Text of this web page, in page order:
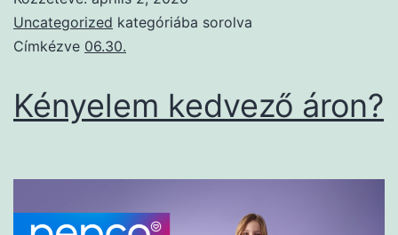
Uncategorized kategóriába sorolva
Címkézve 06.30.
Kényelem kedvező áron?